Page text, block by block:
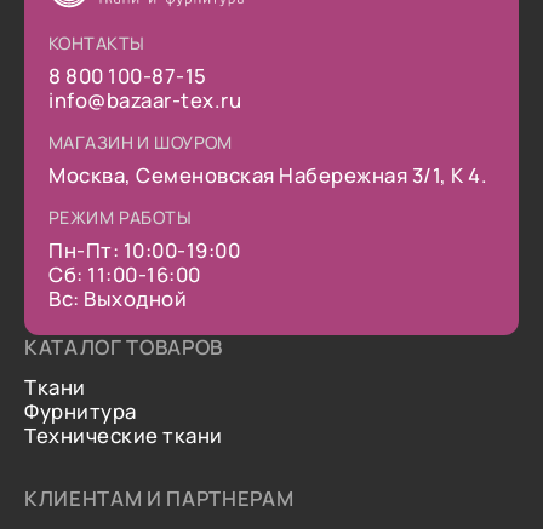
КОНТАКТЫ
8 800 100-87-15
info@bazaar-tex.ru
МАГАЗИН И ШОУРОМ
Москва, Семеновская Набережная 3/1, К 4.
РЕЖИМ РАБОТЫ
Пн-Пт: 10:00-19:00
Сб: 11:00-16:00
Вс: Выходной
КАТАЛОГ ТОВАРОВ
Ткани
Фурнитура
Технические ткани
КЛИЕНТАМ И ПАРТНЕРАМ